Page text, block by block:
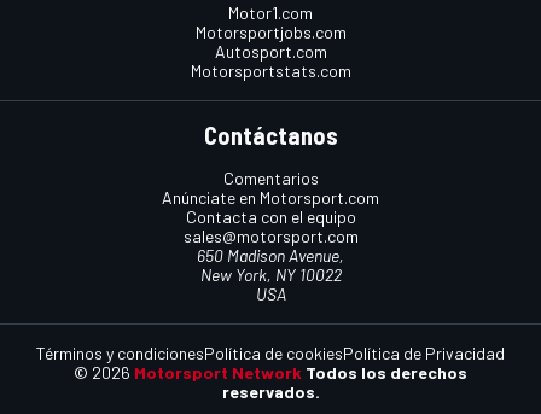
Motor1.com
Motorsportjobs.com
Autosport.com
Motorsportstats.com
Contáctanos
Comentarios
Anúnciate en Motorsport.com
Contacta con el equipo
sales@motorsport.com
650 Madison Avenue,
New York, NY 10022
USA
© 2026 Motorsport Network Todos los derechos
reservados.
Términos y condicionesPolítica de cookiesPolítica de Privacidad